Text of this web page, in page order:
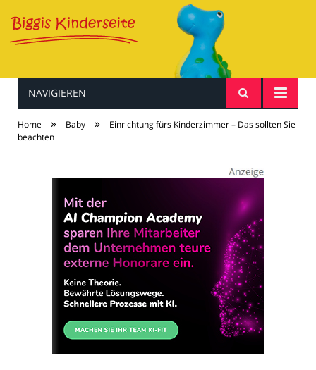
Baby & Kind
NAVIGIEREN
Home » Baby »
Einrichtung fürs Kinderzimmer – Das sollten Sie
beachten